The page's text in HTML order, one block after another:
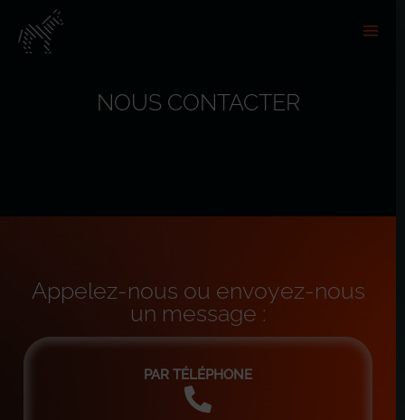
NOUS CONTACTER
Appelez-nous ou envoyez-nous
un message :
PAR TÉLÉPHONE